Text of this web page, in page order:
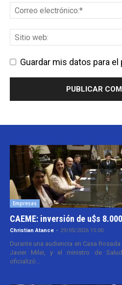
Guardar mis datos para
Empresas
CAEME: inversión de u$s
Christian Atance - 29/05/2026 15:00
Durante una audiencia en Casa
Javier Milei, y el ministro de
oficializó...